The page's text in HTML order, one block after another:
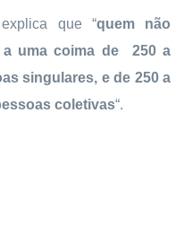
que “quem não
a uma coima de 250 a
singulares, e de 250 a
coletivas“.